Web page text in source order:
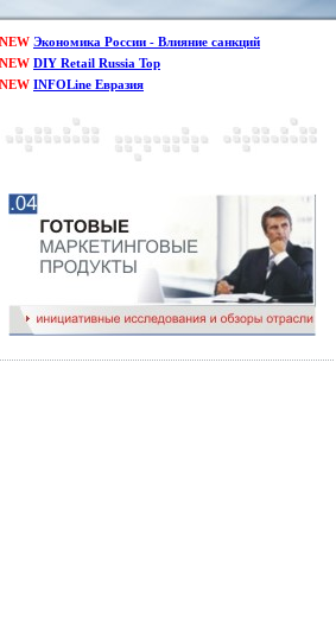
NEW Экономика России - Влияние санкций
NEW DIY Retail Russia Top
NEW INFOLine Евразия